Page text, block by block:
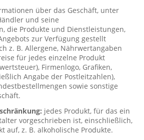
über das Geschäft, unter
und seine
die Produkte und Dienstleistungen,
zur Verfügung gestellt
z. B. Allergene, Nährwertangaben
für jedes einzelne Produkt
Firmenlogo, Grafiken,
Angabe der Postleitzahlen),
sowie sonstige
jedes Produkt, für das ein
vorgeschrieben ist, einschließlich,
auf, z. B. alkoholische Produkte.